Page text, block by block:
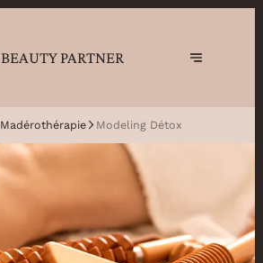
BEAUTY PARTNER
Madérothérapie Modeling Détox